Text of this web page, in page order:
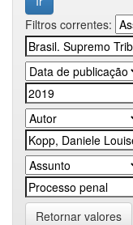
Filtros correntes:
Retornar valores